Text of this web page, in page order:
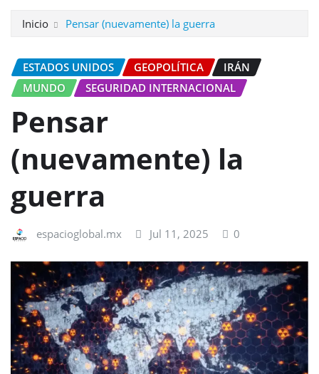
Inicio Pensar (nuevamente) la guerra
ESTADOS UNIDOS GEOPOLÍTICA
IRÁN
MUNDO
SEGURIDAD INTERNACIONAL
Pensar
(nuevamente) la
guerra
espacioglobal.mx Jul 11, 2025 0